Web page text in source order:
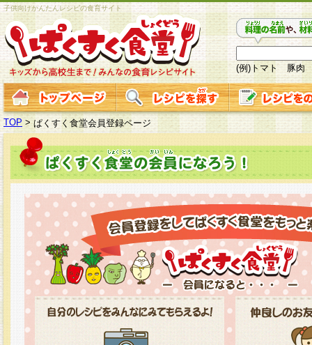
子供向けかんたんレシピの食育サイト
(例)トマト 豚肉
TOP > ぱくすく食堂会員登録ページ